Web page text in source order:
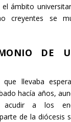
el ámbito
creyentes se
DE
que llevaba
hacía años,
acudir a los
de la diócesis